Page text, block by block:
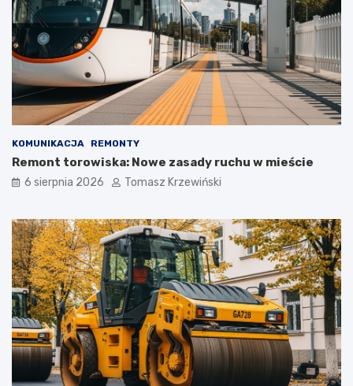
KOMUNIKACJA REMONTY
Remont torowiska: Nowe zasady ruchu w mieście
6 sierpnia 2026 Tomasz Krzewiński